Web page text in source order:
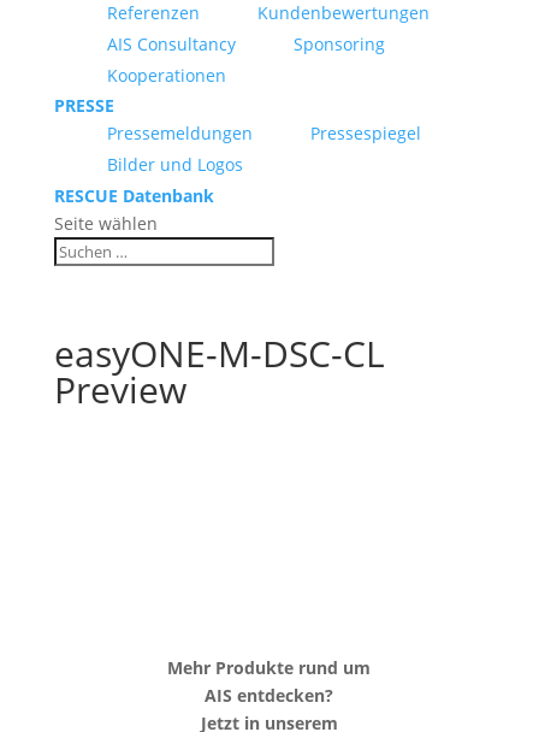
Referenzen
Kundenbewertungen
AIS Consultancy
Sponsoring
Kooperationen
PRESSE
Pressemeldungen
Pressespiegel
Bilder und Logos
RESCUE Datenbank
Seite wählen
easyONE-M-DSC-CL
Preview
Mehr Produkte rund um
AIS entdecken?
Jetzt in unserem